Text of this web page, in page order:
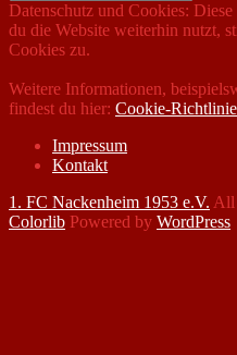
Datenschutz und Cookies:
du die Website weiterhin nutzt,
Cookies zu.
Weitere Informationen,
findest du hier: Cookie-Richtlinie
Impressum
Kontakt
1. FC Nackenheim 1953 e.V. All
Colorlib Powered by WordPress